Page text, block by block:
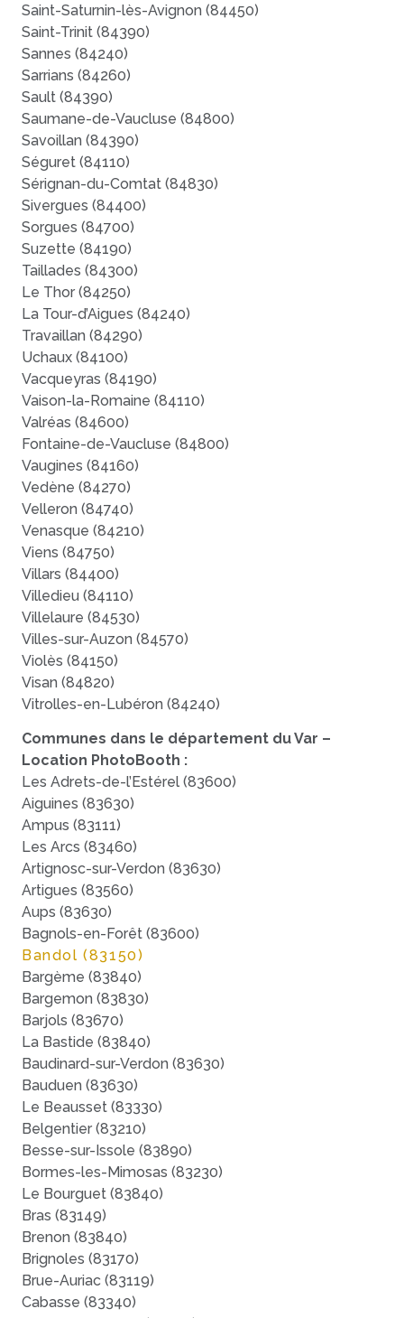
Saint-Saturnin-lès-Avignon (84450)
Saint-Trinit (84390)
Sannes (84240)
Sarrians (84260)
Sault (84390)
Saumane-de-Vaucluse (84800)
Savoillan (84390)
Séguret (84110)
Sérignan-du-Comtat (84830)
Sivergues (84400)
Sorgues (84700)
Suzette (84190)
Taillades (84300)
Le Thor (84250)
La Tour-d’Aigues (84240)
Travaillan (84290)
Uchaux (84100)
Vacqueyras (84190)
Vaison-la-Romaine (84110)
Valréas (84600)
Fontaine-de-Vaucluse (84800)
Vaugines (84160)
Vedène (84270)
Velleron (84740)
Venasque (84210)
Viens (84750)
Villars (84400)
Villedieu (84110)
Villelaure (84530)
Villes-sur-Auzon (84570)
Violès (84150)
Visan (84820)
Vitrolles-en-Lubéron (84240)
Communes dans le département du Var –
Location PhotoBooth :
Les Adrets-de-l’Estérel (83600)
Aiguines (83630)
Ampus (83111)
Les Arcs (83460)
Artignosc-sur-Verdon (83630)
Artigues (83560)
Aups (83630)
Bagnols-en-Forêt (83600)
Bandol (83150)
Bargème (83840)
Bargemon (83830)
Barjols (83670)
La Bastide (83840)
Baudinard-sur-Verdon (83630)
Bauduen (83630)
Le Beausset (83330)
Belgentier (83210)
Besse-sur-Issole (83890)
Bormes-les-Mimosas (83230)
Le Bourguet (83840)
Bras (83149)
Brenon (83840)
Brignoles (83170)
Brue-Auriac (83119)
Cabasse (83340)